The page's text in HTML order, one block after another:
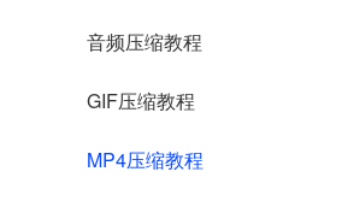
音频压缩教程
GIF压缩教程
MP4压缩教程